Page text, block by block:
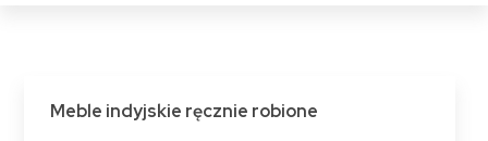
Meble indyjskie ręcznie robione